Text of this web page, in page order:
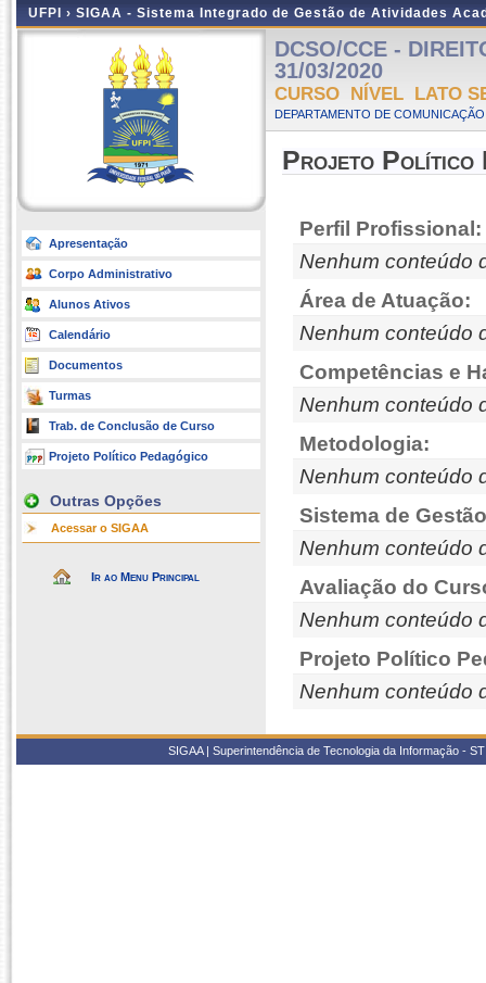
UFPI › SIGAA - Sistema Integrado de Gestão de Atividades
Apresentação
Corpo Administrativo
Alunos Ativos
Calendário
Documentos
Turmas
Trab. de Conclusão de Curso
Projeto Político Pedagógico
Outras Opções
Acessar o SIGAA
Ir ao Menu Principal
DCSO/CCE -
31/03/2020
CURSO NÍVEL LATO
DEPARTAMENTO DE
Projeto Político
Perfil Profissional:
Nenhum conteúdo
Área de Atuação:
Nenhum conteúdo
Competências e
Nenhum conteúdo
Metodologia:
Nenhum conteúdo
Sistema de
Nenhum conteúdo
Avaliação do
Nenhum conteúdo
Projeto Político
Nenhum conteúdo
SIGAA | Superintendência de Tecnologia da Informação -